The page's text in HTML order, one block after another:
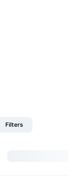
Filters